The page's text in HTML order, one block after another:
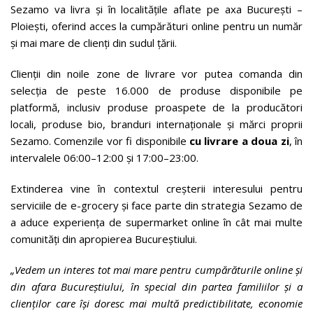
Sezamo va livra și în localitățile aflate pe axa București –
Ploiești, oferind acces la cumpărături online pentru un număr
și mai mare de clienți din sudul țării.
Clienții din noile zone de livrare vor putea comanda din
selecția de peste 16.000 de produse disponibile pe
platformă, inclusiv produse proaspete de la producători
locali, produse bio, branduri internaționale și mărci proprii
Sezamo. Comenzile vor fi disponibile cu livrare a doua zi, în
intervalele 06:00–12:00 și 17:00–23:00.
Extinderea vine în contextul creșterii interesului pentru
serviciile de e-grocery și face parte din strategia Sezamo de
a aduce experiența de supermarket online în cât mai multe
comunități din apropierea Bucureștiului.
„Vedem un interes tot mai mare pentru cumpărăturile online și
din afara Bucureștiului, în special din partea familiilor și a
clienților care își doresc mai multă predictibilitate, economie